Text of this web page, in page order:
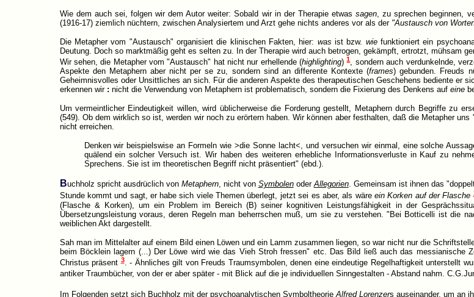
Wie dem auch sei, folgen wir dem Autor weiter: Sobald wir in der Therapie etwassagen, zu sprechen beginnen,
(1916-17) ziemlich nüchtern, zwischen Analysiertem und Arzt gehe nichts anderes vor als der "Austausch von
Die Metapher vom "Austausch" organisiert die klinischen Fakten, hier: was ist bzw. wiefunktioniert ein
Deutung. Doch so marktmäßig geht es selten zu. In der Therapie wird auch betrogen, gekämpft, ertrotzt, mühsam
Wir sehen, die Metapher vom "Austausch" hat nicht nur erhellende (highlighting)1, sondern auch verdunkelnde,
Aspekte den Metaphern aber nicht per se zu, sondern sind an differente Kontexte (frames) gebunden. Freuds
Geheimnisvolles oder Unsittliches an sich. Für die anderen Aspekte des therapeutischen Geschehens bediente er
erkennen wir : nicht die Verwendung von Metaphern ist problematisch, sondern die Fixierung des Denkens auf eine
Um vermeintlicher Eindeutigkeit willen, wird üblicherweise die Forderung gestellt, Metaphern durch Begriffe zu
(549). Ob dem wirklich so ist, werden wir noch zu erörtern haben. Wir können aber festhalten, daß die Metapher
nicht erreichen.
Denken wir beispielswise an Formeln wie >die Sonne lacht<, und versuchen wir einmal, eine solche
quälend ein solcher Versuch ist. Wir haben des weiteren erhebliche Informationsverluste in Kauf zu
Sprechens. Sie ist im theoretischen Begriff nicht präsentiert" (ebd.).
Buchholz spricht ausdrüclich von Metaphern, nicht von SymbolenoderAllegorien. Gemeinsam ist ihnen das
Stunde kommt und sagt, er habe sich viele Themen überlegt, jetzt sei es aber, als wäre ein Korken auf der Flasche
(Flasche & Korken), um ein Problem im Bereich (B) seiner kognitiven Leistungsfähigkeit in der
Übersetzungsleistung voraus, deren Regeln man beherrschen muß, um sie zu verstehen. "Bei Botticelli ist die
weiblichen Akt dargestellt.
Sah man im Mittelalter auf einem Bild einen Löwen und ein Lamm zusammen liegen, so war nicht nur die
beim Böcklein lagern (...) Der Löwe wird wie das Vieh Stroh fressen" etc. Das Bild ließ auch das messianische
Christus präsent3. - Ähnliches gilt von Freuds Traumsymbolen, denen eine eindeutige Regelhaftigkeit unterstellt
antiker Traumbücher, von der er aber später - mit Blick auf die je individuellen Sinngestalten - Abstand nahm.
Im Folgenden setzt sich Buchholz mit der psychoanalytischen SymboltheorieAlfred Lorenzers auseinander, um an